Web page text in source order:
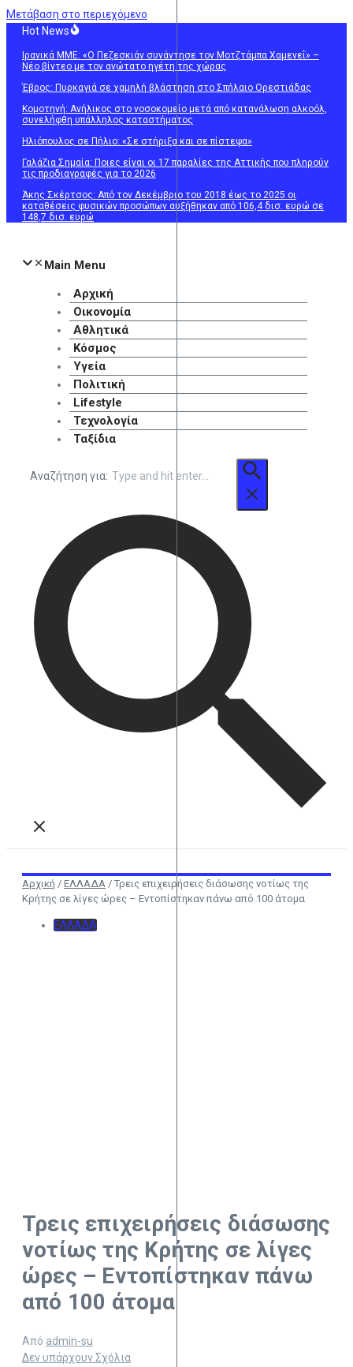
Μετάβαση στο περιεχόμενο
Hot News
Ιρανικά ΜΜΕ: «Ο Πεζεσκιάν συνάντησε τον Μοτζτάμπα Χαμενεΐ» –
Νέο βίντεο με τον ανώτατο ηγέτη της χώρας
Έβρος: Πυρκαγιά σε χαμηλή βλάστηση στο Σπήλαιο Ορεστιάδας
Κομοτηνή: Ανήλικος στο νοσοκομείο μετά από κατανάλωση αλκοόλ,
συνελήφθη υπάλληλος καταστήματος
Ηλιόπουλος σε Πήλιο: «Σε στήριξα και σε πίστεψα»
Γαλάζια Σημαία: Ποιες είναι οι 17 παραλίες της Αττικής που πληρούν
τις προδιαγραφές για το 2026
Άκης Σκέρτσος: Από τον Δεκέμβριο του 2018 έως το 2025 οι
καταθέσεις φυσικών προσώπων αυξήθηκαν από 106,4 δισ. ευρώ σε
148,7 δισ. ευρώ
Main Menu
Αρχική
Οικονομία
Αθλητικά
Κόσμος
Υγεία
Πολιτική
Lifestyle
Τεχνολογία
Ταξίδια
Αναζήτηση για:
Αρχική / ΕΛΛΑΔΑ / Τρεις επιχειρήσεις διάσωσης νοτίως της
Κρήτης σε λίγες ώρες – Εντοπίστηκαν πάνω από 100 άτομα
ΕΛΛΑΔΑ
Τρεις επιχειρήσεις διάσωσης
νοτίως της Κρήτης σε λίγες
ώρες – Εντοπίστηκαν πάνω
από 100 άτομα
Από admin-su
Δεν υπάρχουν Σχόλια